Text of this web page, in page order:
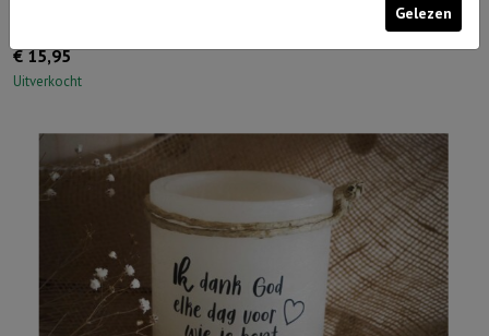
€15,95
Uitverkocht
Gelezen